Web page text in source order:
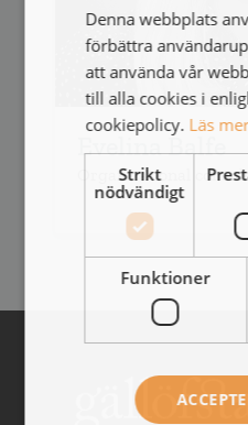
Evelina Balfe
Organizational
Denna webbplats
förbättra
att använda vår
till alla cookies i
cookiepolicy. Läs
Strikt
nödvändigt
Funktioner